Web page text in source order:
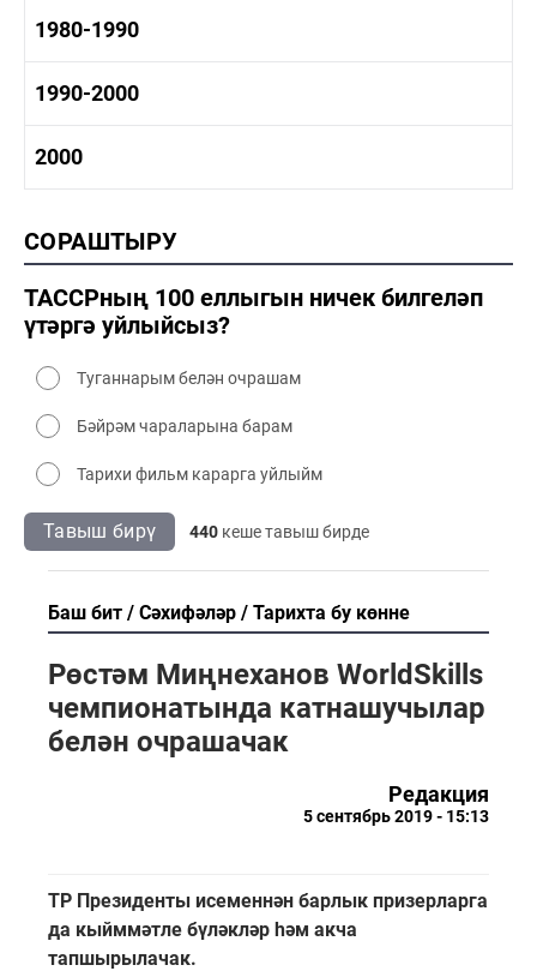
1960-1970 мәдәният
1970-1980 тарих
1970-1980 мәдәният
1980-1990
1980-1990 тарих
1980-1990 мәдәният
1990-2000
1990-2000 мәдәният
2000
2000 сәнәгать
2000 мәдәният
СОРАШТЫРУ
ТАССРның 100 еллыгын ничек билгеләп
үтәргә уйлыйсыз?
Туганнарым белән очрашам
Бәйрәм чараларына барам
Тарихи фильм карарга уйлыйм
Тавыш бирү 440 кеше тавыш бирде
Баш бит Сәхифәләр Тарихта бу көнне
Рөстәм Миңнеханов WorldSkills
чемпионатында катнашучылар
белән очрашачак
Редакция
5 сентябрь 2019 - 15:13
ТР Президенты исеменнән барлык призерларга
да кыйммәтле бүләкләр һәм акча
тапшырылачак.